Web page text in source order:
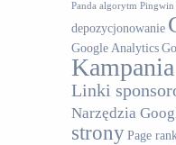
Panda algorytm Pingwin
depozycjonowanie
Google Analytics
Linki
Narzędzia
stronyPage